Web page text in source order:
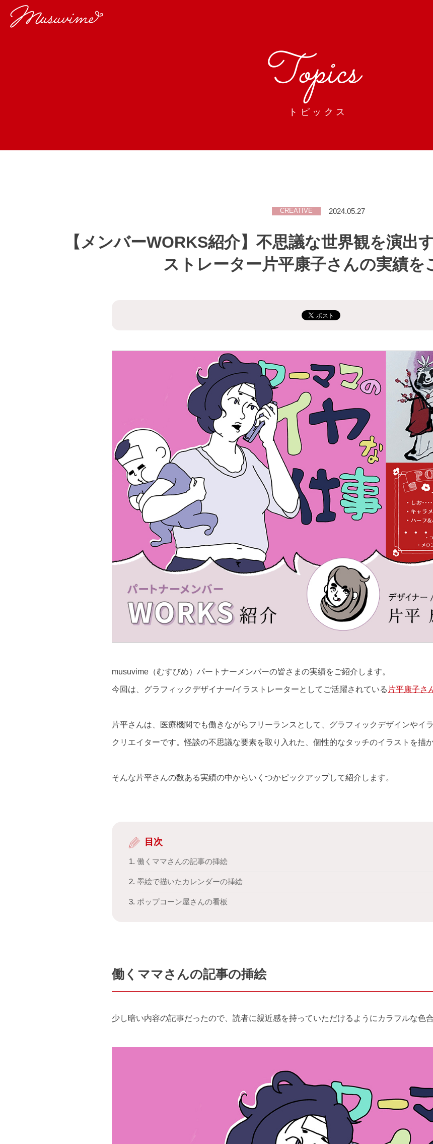
Topics
トピックス
CREATIVE 2024.05.27
【メンバーWORKS紹介】不思議な世界観を演出
ストレーター片平康子さんの実績を
musuvime（むすびめ）パートナーメンバーの皆さまの実績をご紹介します。
今回は、グラフィックデザイナー/イラストレーターとしてご活躍されている 片平康子さ
片平さんは、医療機関でも働きながらフリーランスとして、グラフィックデザインやイ
クリエイターです。怪談の不思議な要素を取り入れた、個性的なタッチのイラストを描
そんな片平さんの数ある実績の中からいくつかピックアップして紹介します。
目次
働くママさんの記事の挿絵
墨絵で描いたカレンダーの挿絵
ポップコーン屋さんの看板
働くママさんの記事の挿絵
少し暗い内容の記事だったので、読者に親近感を持っていただけるようにカラフルな色